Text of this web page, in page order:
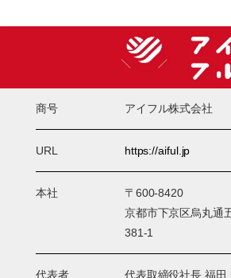
商号 アイフル株式会社
URL https://aiful.jp
本社
〒600-8420
京都市下京区烏丸通
381-1
代表者 代表取締役社長 福田